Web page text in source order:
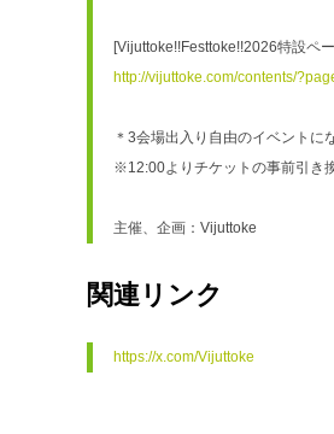
[Vijuttoke!!Festtoke!!2026特設ペ
http://vijuttoke.com/contents/
＊3会場出入り自由のイベントに
※12:00よりチケットの事前引き
主催、企画：Vijuttoke
関連リンク
https://x.com/Vijuttoke